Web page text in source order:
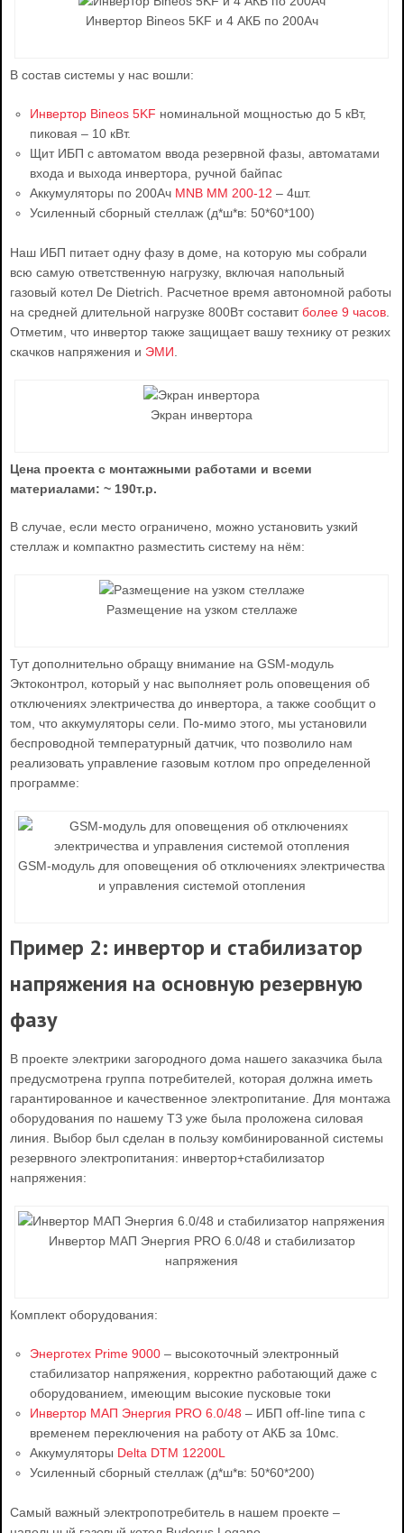
Инвертор Bineos 5KF и 4 АКБ по 200Ач
В состав системы у нас вошли:
Инвертор Bineos 5KF номинальной мощностью до 5 кВт,
пиковая – 10 кВт.
Щит ИБП с автоматом ввода резервной фазы, автоматами
входа и выхода инвертора, ручной байпас
Аккумуляторы по 200Ач MNB MM 200-12 – 4шт.
Усиленный сборный стеллаж (д*ш*в: 50*60*100)
Наш ИБП питает одну фазу в доме, на которую мы собрали
всю самую ответственную нагрузку, включая напольный
газовый котел De Dietrich. Расчетное время автономной работы
на средней длительной нагрузке 800Вт составитболее 9 часов
Отметим, что инвертор также защищает вашу технику от резких
скачков напряжения и ЭМИ
Экран инвертора
Цена проекта с монтажными работами и всеми
материалами: ~ 190т.р.
В случае, если место ограничено, можно установить узкий
стеллаж и компактно разместить систему на нём:
Размещение на узком стеллаже
Тут дополнительно обращу внимание на GSM-модуль
Эктоконтрол, который у нас выполняет роль оповещения об
отключениях электричества до инвертора, а также сообщит о
том, что аккумуляторы сели. По-мимо этого, мы установили
беспроводной температурный датчик, что позволило нам
реализовать управление газовым котлом про определенной
программе:
GSM-модуль для оповещения об отключениях электричества
и управления системой отопления
Пример 2: инвертор и стабилизатор
напряжения на основную резервную
фазу
В проекте электрики загородного дома нашего заказчика была
предусмотрена группа потребителей, которая должна иметь
гарантированное и качественное электропитание. Для монтажа
оборудования по нашему ТЗ уже была проложена силовая
линия. Выбор был сделан в пользу комбинированной системы
резервного электропитания: инвертор+стабилизатор
напряжения:
Инвертор МАП Энергия PRO 6.0/48 и стабилизатор
напряжения
Комплект оборудования:
Энерготех Prime 9000 – высокоточный электронный
стабилизатор напряжения, корректно работающий даже с
оборудованием, имеющим высокие пусковые токи
Инвертор МАП Энергия PRO 6.0/48 – ИБП off-line типа с
временем переключения на работу от АКБ за 10мс.
Аккумуляторы Delta DTM 12200L
Усиленный сборный стеллаж (д*ш*в: 50*60*200)
Самый важный электропотребитель в нашем проекте –